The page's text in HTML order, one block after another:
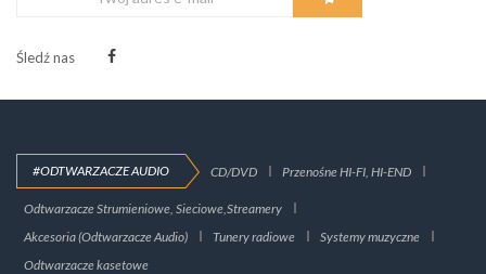
Śledź nas
#ODTWARZACZE AUDIO CD/DVD Przenośne HI-FI, HI-END
Odtwarzacze Strumieniowe, Sieciowe,Streamery
Akcesoria (Odtwarzacze Audio)
Tunery radiowe
Systemy muzyczne
Odtwarzacze kasetowe